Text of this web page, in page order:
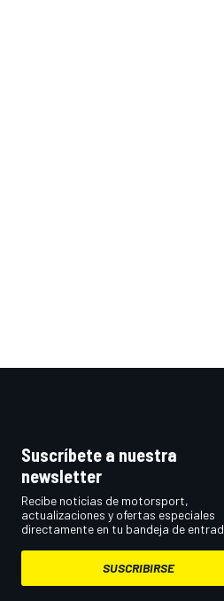
Suscríbete a nuestra
newsletter
Recibe noticias de motorsport,
actualizaciones y ofertas especiales
directamente en tu bandeja de
SUSCRIBIRSE